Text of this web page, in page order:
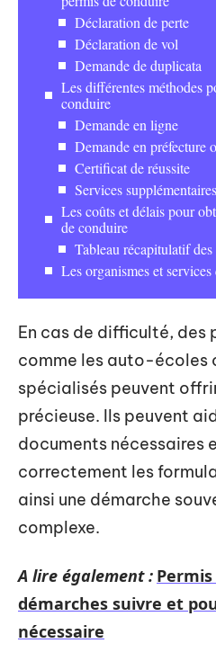
Déclaration de perte
Déclaration de vol
Demande de duplicata
Les différentes méthodes
conduire
Demande en ligne
Demande en préfecture
Certificat de réussite
Services supplémentaires
Les coûts et délais pour
de conduire
Tableau récapitulatif
Les organismes et
En cas de difficulté, des
comme les auto-écoles
spécialisés peuvent
précieuse. Ils peuvent
documents nécessaires
correctement les
ainsi une démarche
complexe.
A lire également :
démarches suivre et
nécessaire